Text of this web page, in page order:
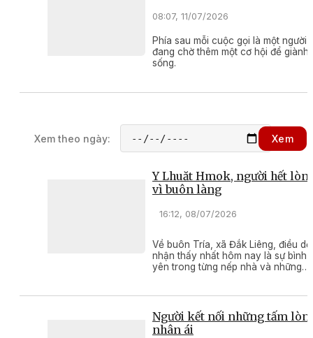
08:07, 11/07/2026
Phía sau mỗi cuộc gọi là một người
đang chờ thêm một cơ hội để giành
sống.
Xem theo ngày: Xem
Y Lhuăt Hmok, người hết
vì buôn làng
16:12, 08/07/2026
Về buôn Tría, xã Đắk Liêng, điều dễ
nhận thấy nhất hôm nay là sự bình
yên trong từng nếp nhà và những
huyết và sự sâu sát của cả hệ
chính trị, trong đó có công đóng
của ông Y Lhuăt Hmok.
Người kết nối những tấm
nhân ái